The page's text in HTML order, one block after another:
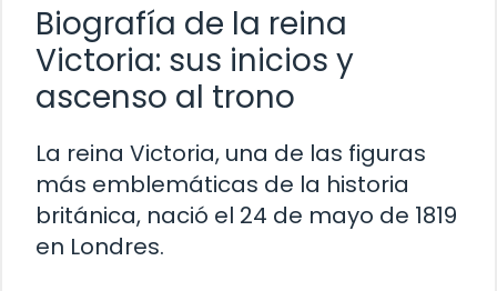
Biografía de la reina
Victoria: sus inicios y
ascenso al trono
La reina Victoria, una de las figuras
más emblemáticas de la historia
británica, nació el 24 de mayo de 1819
en Londres.